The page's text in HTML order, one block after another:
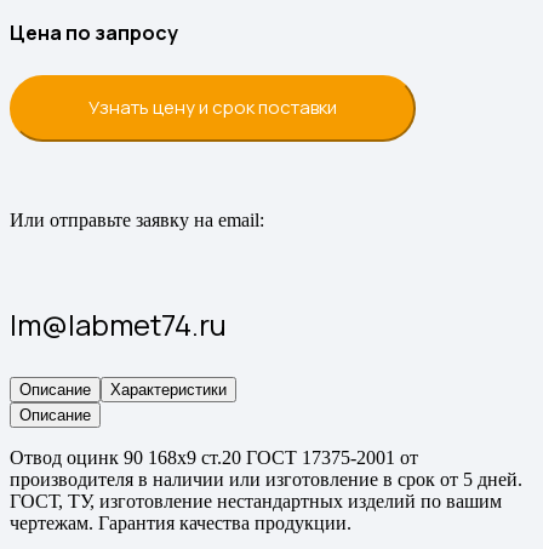
Цена по запросу
Узнать цену и срок поставки
Или отправьте заявку на email:
lm@labmet74.ru
Описание
Характеристики
Описание
Отвод оцинк 90 168х9 ст.20 ГОСТ 17375-2001 от
производителя в наличии или изготовление в срок от 5 дней.
ГОСТ, ТУ, изготовление нестандартных изделий по вашим
чертежам. Гарантия качества продукции.